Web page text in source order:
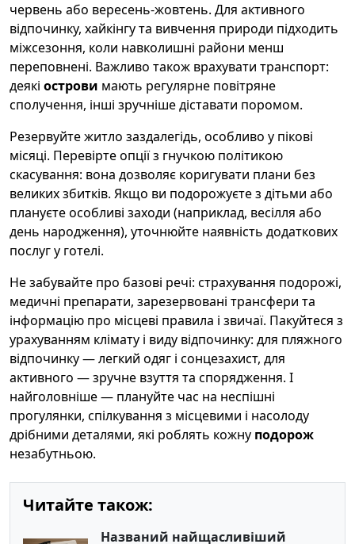
червень або вересень-жовтень. Для активного
відпочинку, хайкінгу та вивчення природи підходить
міжсезоння, коли навколишні райони менш
переповнені. Важливо також врахувати транспорт:
деякі острови мають регулярне повітряне
сполучення, інші зручніше діставати поромом.
Резервуйте житло заздалегідь, особливо у пікові
місяці. Перевірте опції з гнучкою політикою
скасування: вона дозволяє коригувати плани без
великих збитків. Якщо ви подорожуєте з дітьми або
плануєте особливі заходи (наприклад, весілля або
день народження), уточнюйте наявність додаткових
послуг у готелі.
Не забувайте про базові речі: страхування подорожі,
медичні препарати, зарезервовані трансфери та
інформацію про місцеві правила і звичаї. Пакуйтеся з
урахуванням клімату і виду відпочинку: для пляжного
відпочинку — легкий одяг і сонцезахист, для
активного — зручне взуття та спорядження. І
найголовніше — плануйте час на неспішні
прогулянки, спілкування з місцевими і насолоду
дрібними деталями, які роблять кожну подорож
незабутньою.
Читайте також:
Названий найщасливіший